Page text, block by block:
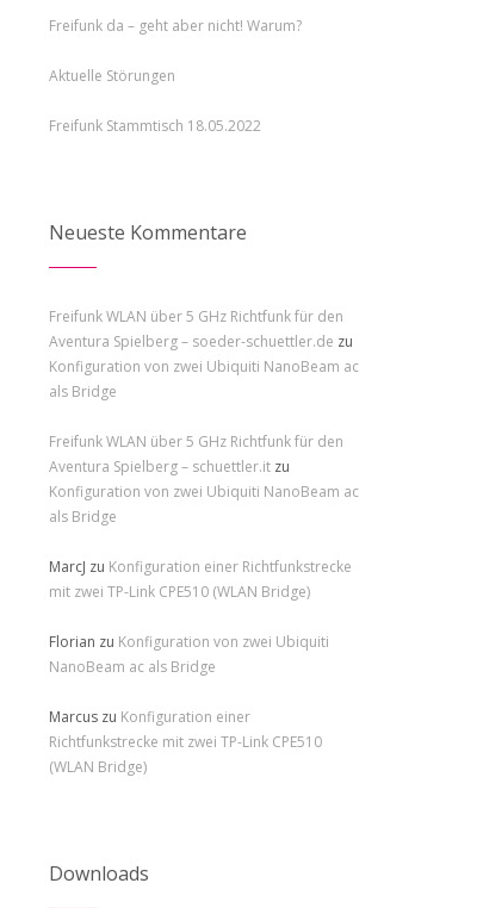
Freifunk da – geht aber nicht! Warum?
Aktuelle Störungen
Freifunk Stammtisch 18.05.2022
Neueste Kommentare
Freifunk WLAN über 5 GHz Richtfunk für den
Aventura Spielberg – soeder-schuettler.de zu
Konfiguration von zwei Ubiquiti NanoBeam ac
als Bridge
Freifunk WLAN über 5 GHz Richtfunk für den
Aventura Spielberg – schuettler.itzu
Konfiguration von zwei Ubiquiti NanoBeam ac
als Bridge
MarcJ zu Konfiguration einer Richtfunkstrecke
mit zwei TP-Link CPE510 (WLAN Bridge)
Florian zu Konfiguration von zwei Ubiquiti
NanoBeam ac als Bridge
Marcuszu Konfiguration einer
Richtfunkstrecke mit zwei TP-Link CPE510
(WLAN Bridge)
Downloads